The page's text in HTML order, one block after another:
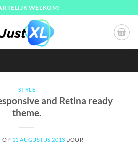
WELKOM!
STYLE
and Retina ready
theme.
OP 11 AUGUSTUS 2013 DOOR